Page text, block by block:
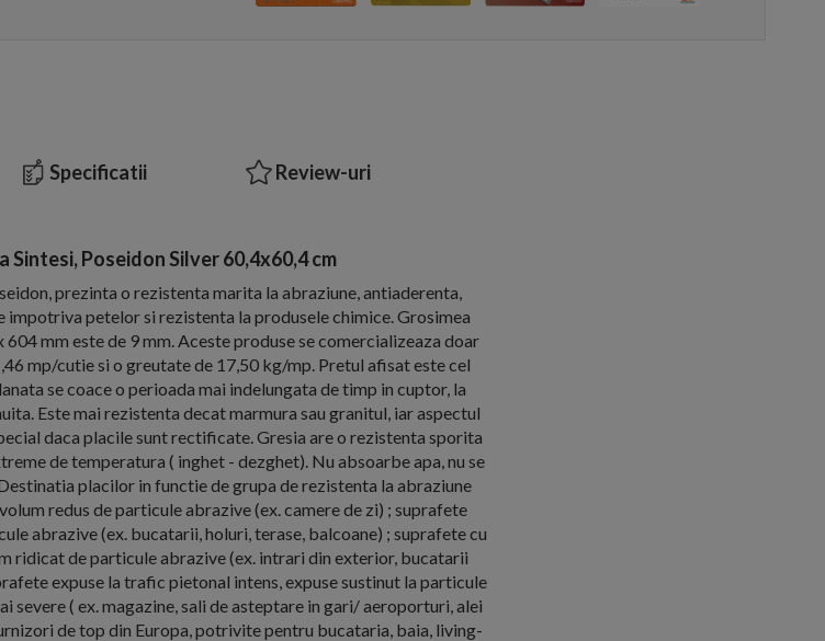
Specificatii Review-uri
Poseidon Silver 60,4x60,4 cm
prezinta o rezistenta marita la abraziune, antiaderenta,
petelor si rezistenta la produsele chimice. Grosimea
mm este de 9 mm. Aceste produse se comercializeaza doar
mp/cutie si o greutate de 17,50 kg/mp. Pretul afisat este cel
se coace o perioada mai indelungata de timp in cuptor, la
Este mai rezistenta decat marmura sau granitul, iar aspectul
daca placile sunt rectificate. Gresia are o rezistenta sporita
de temperatura ( inghet - dezghet). Nu absoarbe apa, nu se
placilor in functie de grupa de rezistenta la abraziune
redus de particule abrazive (ex. camere de zi) ; suprafete
abrazive (ex. bucatarii, holuri, terase, balcoane) ; suprafete cu
ridicat de particule abrazive (ex. intrari din exterior, bucatarii
expuse la trafic pietonal intens, expuse sustinut la particule
severe ( ex. magazine, sali de asteptare in gari/ aeroporturi, alei
de top din Europa, potrivite pentru bucataria, baia, living-